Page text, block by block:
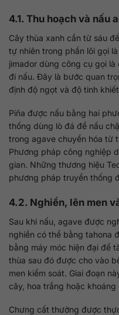
4.1. Thu hoạch và nấu
Cây thùa xanh cần từ sáu
tự nhiên trong phần lõi gọi
jimador dùng công cụ gọi
đi nấu. Đây là bước quan
định độ ngọt và độ tinh
Piña được nấu bằng hai
thống dùng lò đá để nấu
trong agave chuyển hóa từ
Phương pháp công nghiệp
gian. Những thương hiệu
phương pháp truyền thống
4.2. Nghiền, lên men
Sau khi nấu, agave được
nghiền có thể bằng tahona
bằng máy móc hiện đại để
thùa sau đó được cho vào
men kiểm soát. Giai đoạn
cây, hoa trắng hoặc khoáng
Chưng cất thường được